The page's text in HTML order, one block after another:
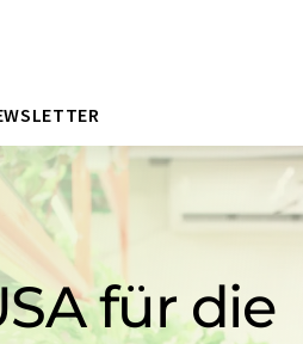
für die